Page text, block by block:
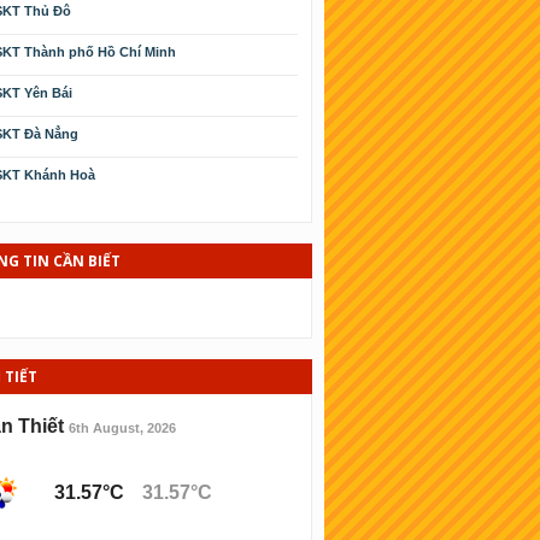
Thủ Đô
Thành phố Hồ Chí Minh
Yên Bái
Ðà Nẳng
Khánh Hoà
Phú Yên
Ninh Thuận
Bình Ðịnh
Lào cai
TIN CẦN BIẾT
TIẾT
Thiết 6th August, 2026
31.57°C 31.57°C